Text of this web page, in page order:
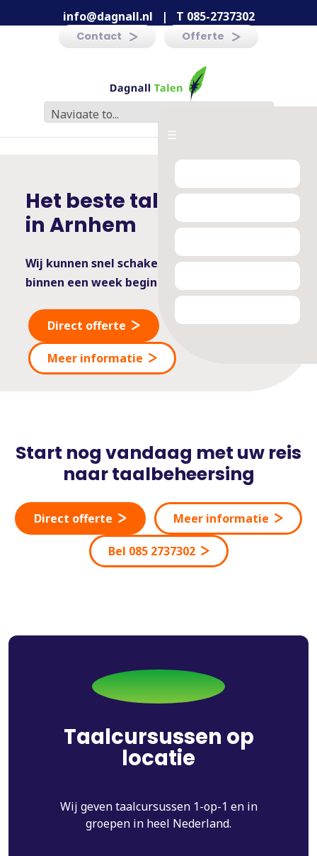
info@dagnall.nl | T 085-2737302
Contact Offerte
Het beste taleninstituut
in Arnhem
Wij kunnen snel schakelen -
binnen een week beginnen is mogelijk
Direct offerte
Meer informatie
Start nog vandaag met uw reis
naar taalbeheersing
Direct offerte Meer informatie
Bel 085 2737302
Taalcursussen op
locatie
Wij geven taalcursussen 1-op-1 en in
groepen in heel Nederland.
☰